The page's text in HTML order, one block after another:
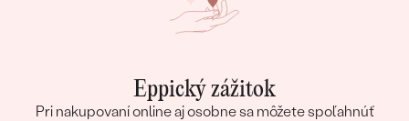
Eppický zážitok
Pri nakupovaní online aj osobne sa môžete spoľahnúť